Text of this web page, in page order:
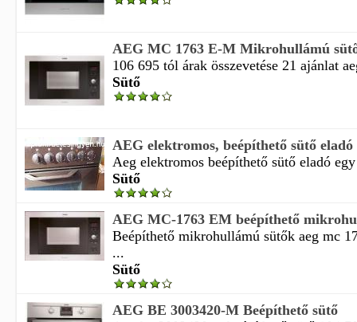
AEG MC 1763 E-M Mikrohullámú
106 695 tól árak összevetése 21 ajánlat
Sütő
AEG elektromos, beépíthető sütő eladó
Aeg elektromos beépíthető sütő eladó
Sütő
AEG MC-1763 EM beépíthető
Beépíthető mikrohullámú sütők aeg mc
...
Sütő
AEG BE 3003420-M Beépíthető sütő